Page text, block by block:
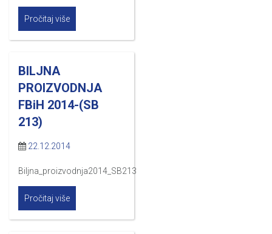
Pročitaj više
BILJNA
PROIZVODNJA
FBiH 2014-(SB
213)
22.12.2014
Biljna_proizvodnja2014_SB213
Pročitaj više